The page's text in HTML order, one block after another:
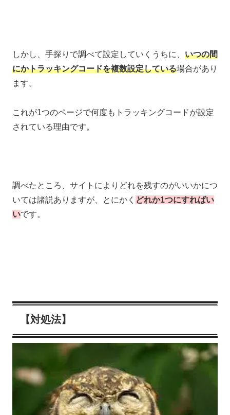
しかし、手探りで調べて設定していくうちに、 いつの間
にかトラッキングコードを複数設定している場合があり
ます。
これが1つのページで何度もトラッキングコードが設定
されている理由です。
調べたところ、サイトによりどれを残すのがいいかにつ
いては諸説ありますが、とにかく どれか1つにすればい
いです。
【対処法】